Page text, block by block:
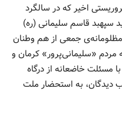
اخیر که در سالگرد
سپهبد قاسم سلیمانی (ره)
جمعی از هم وطنان
مردم «سلیمانی‌پرور» کرمان و
مسئلت خاضعانه از درگاه
دیدگان، به استحضار ملت